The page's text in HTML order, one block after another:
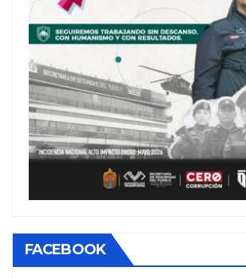
FACEBOOK